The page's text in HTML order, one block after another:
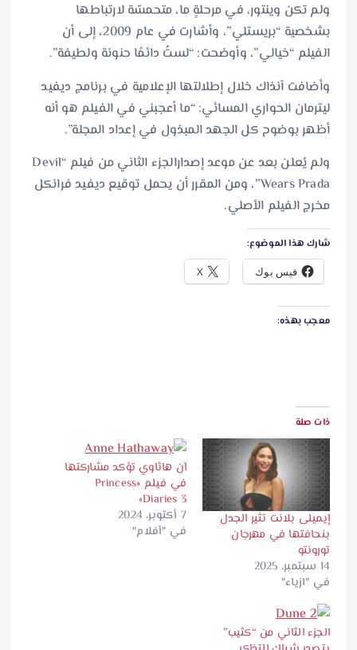
ولم تكن وينتور، في مرحلةٍ ما، متحمسّة لارتباطها
بشخصية “بريستلي”، وأشارت في عام 2009، إلى أن
الفيلم “خيالي”، وأوضحت: “لستُ دائمًا حنونة ولطيفة”.
وأضافت آنذاك خلال إطلالتها الإعلامية في برنامج ديفيد
ليترمان الحواري المسائي: “ما أعجبني في الفيلم هو أنه
أظهر بوضوح كل الجهد المبذول في إعداد المجلة”.
ولم يُعلن بعد عن موعد إصدارالجزء الثاني من فيلم “Devil
Wears Prada”، ومن المقرر أن يحمل توقيع ديفيد فرانكل
مخرج الفيلم الأصلي.
شارك هذا الموضوع:
فيس بوك X
معجب بهذه:
ذات صلة
إيميلى بلانت تثير الجدل
بنحافتها في مهرجان
تورونتو
14 سبتمبر، 2025
في "ازياء"
آن هاثاوي تؤكد مشاركتها
في فيلم «Princess
Diaries 3»
7 أكتوبر، 2024
في "أفلام"
الجزء الثاني من “كثيب”